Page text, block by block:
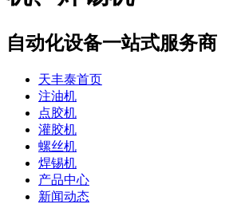
自动化设备一站式服务商
天丰泰首页
注油机
点胶机
灌胶机
螺丝机
焊锡机
产品中心
新闻动态